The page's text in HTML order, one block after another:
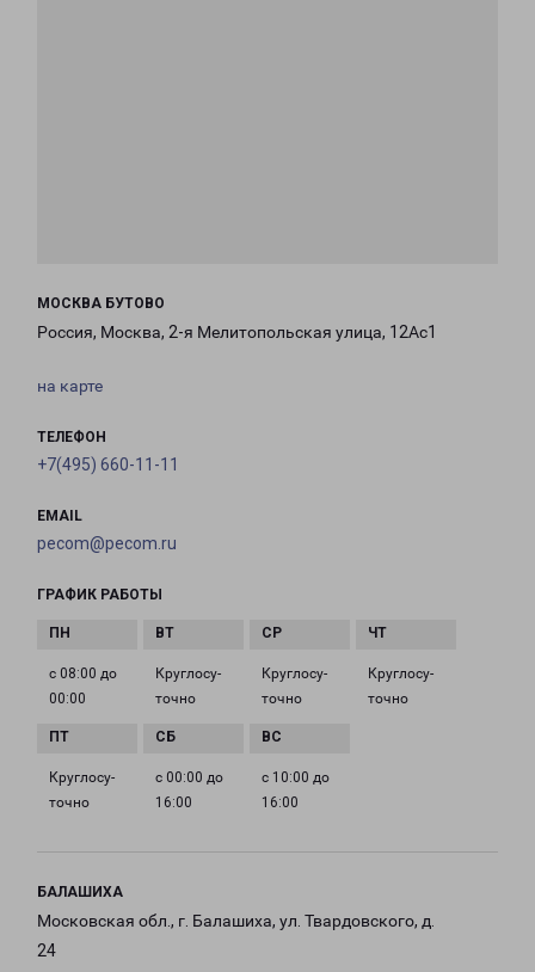
МОСКВА БУТОВО
Россия, Москва, 2-я Мелитопольская улица, 12Ас1
на карте
ТЕЛЕФОН
+7(495) 660-11-11
EMAIL
pecom@pecom.ru
ГРАФИК РАБОТЫ
с 08:00 до
00:00
Круглосу­
точно
Круглосу­
точно
Круглосу­
точно
Круглосу­
точно
с 00:00 до
16:00
с 10:00 до
16:00
БАЛАШИХА
Московская обл., г. Балашиха, ул. Твардовского, д.
24